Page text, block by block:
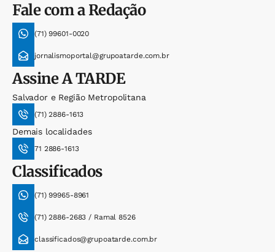
Fale com a Redação
(71) 99601-0020
jornalismoportal@grupoatarde.com.br
AssineA TARDE
Salvador e Região Metropolitana
(71) 2886-1613
Demais localidades
71 2886-1613
Classificados
(71) 99965-8961
(71) 2886-2683 / Ramal 8526
classificados@grupoatarde.com.br